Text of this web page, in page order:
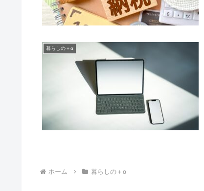
暮らしの＋α
ホーム 暮らしの＋α